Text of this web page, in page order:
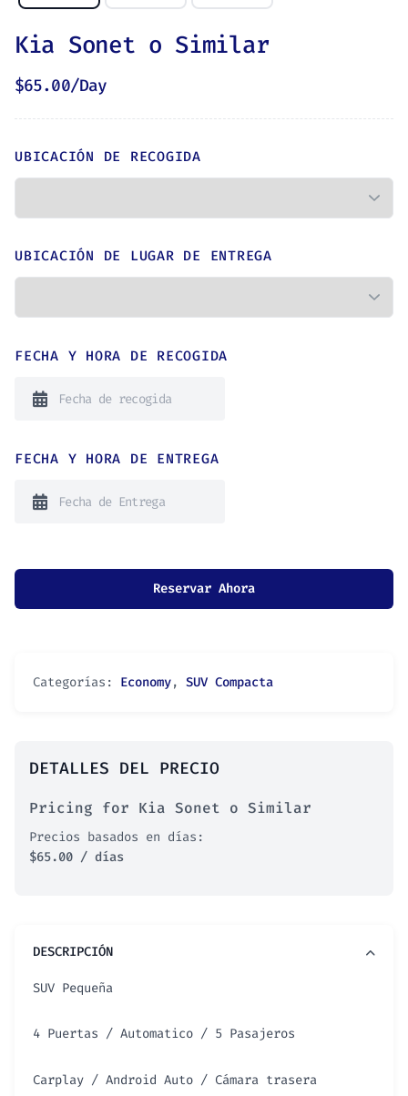
Kia Sonet o Similar
$65.00/Day
UBICACIÓN DE RECOGIDA
UBICACIÓN DE LUGAR DE ENTREGA
FECHA Y HORA DE RECOGIDA
FECHA Y HORA DE ENTREGA
Reservar Ahora
Categorías: Economy, SUV Compacta
DETALLES DEL PRECIO
Pricing for Kia Sonet o Similar
Precios basados en días:
$65.00 / días
DESCRIPCIÓN
SUV Pequeña
4 Puertas / Automatico / 5 Pasajeros
Carplay / Android Auto / Cámara trasera